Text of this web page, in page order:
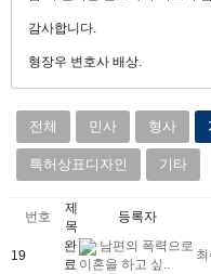
감사합니다.
형장우 변호사 배상.
전체 민사 형사
특허상표디자인 기타
번호
제
목
등록자
19
완
료
남편의 폭력으로
이혼을 하고 싶..